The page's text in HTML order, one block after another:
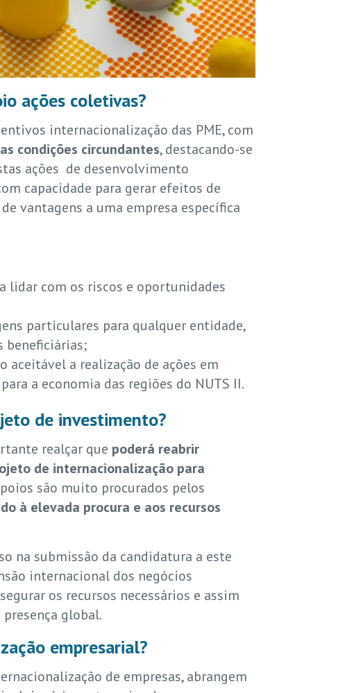
ações coletivas?
internacionalização das PME, com
condições circundantes, destacando-se
ações de desenvolvimento
capacidade para gerar efeitos de
vantagens a uma empresa específica
lidar com os riscos e oportunidades
particulares para qualquer entidade,
beneficiárias;
aceitável a realização de ações em
a economia das regiões do NUTS II.
de investimento?
realçar que poderá reabrir
de internacionalização para
são muito procurados pelos
à elevada procura e aos recursos
na submissão da candidatura a este
internacional dos negócios
os recursos necessários e assim
global.
empresarial?
de empresas, abrangem